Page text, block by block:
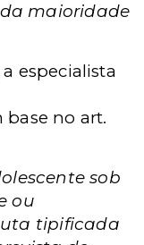
maioridade
especialista
base no art.
sob
ou
tipificada